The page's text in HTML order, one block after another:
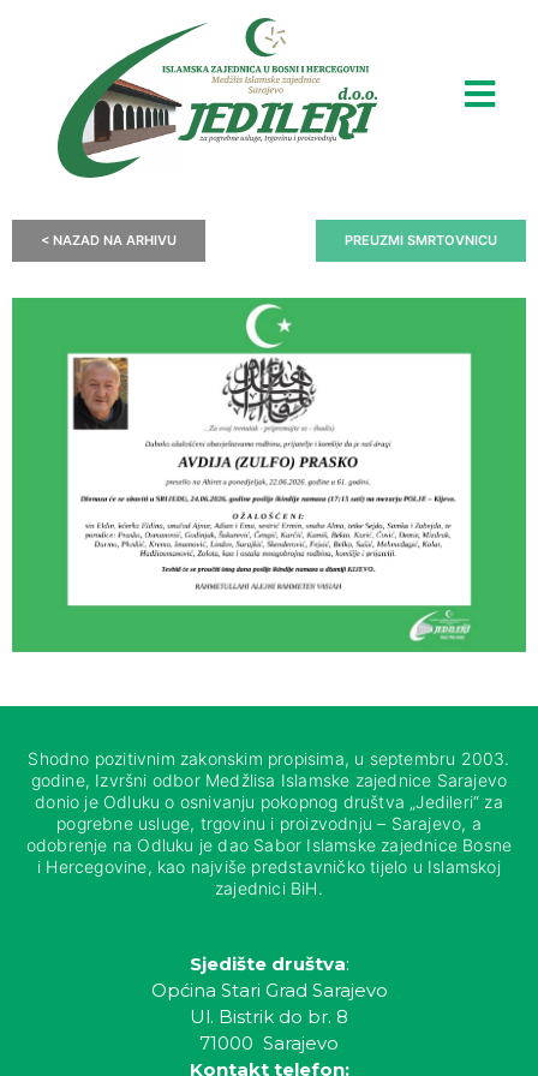
< NAZAD NA ARHIVU PREUZMI SMRTOVNICU
Shodno pozitivnim zakonskim propisima, u septembru 2003.
godine, Izvršni odbor Medžlisa Islamske zajednice Sarajevo
donio je Odluku o osnivanju pokopnog društva „Jedileri“ za
pogrebne usluge, trgovinu i proizvodnju – Sarajevo, a
odobrenje na Odluku je dao Sabor Islamske zajednice Bosne
i Hercegovine, kao najviše predstavničko tijelo u Islamskoj
zajednici BiH.
Sjedište društva:
Općina Stari Grad Sarajevo
Ul. Bistrik do br. 8
71000 Sarajevo
Kontakt telefon: